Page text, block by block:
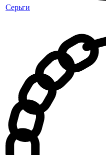
Серьги